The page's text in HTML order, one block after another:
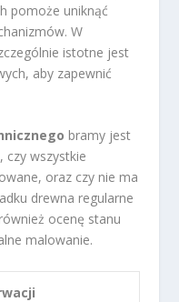
pomoże uniknąć
W
istotne jest
aby zapewnić
bramy jest
czy wszystkie
oraz czy nie ma
drewna regularne
ocenę stanu
malowanie.